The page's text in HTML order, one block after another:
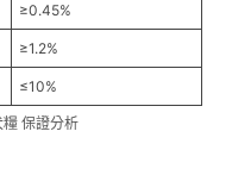
≥0.45%
≥1.2%
≤10%
保證分析